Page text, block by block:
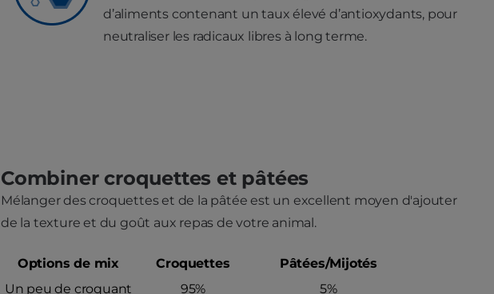
d’aliments contenant un taux élevé d’antioxydants, pour
neutraliser les radicaux libres à long terme.
Combiner croquettes et pâtées
Mélanger des croquettes et de la pâtée est un excellent moyen d'ajouter
de la texture et du goût aux repas de votre animal.
Options de mix Croquettes
Pâtées/Mijotés
Un peu de croquant
95%
5%